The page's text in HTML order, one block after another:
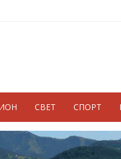
СВЕТ СПОРТ